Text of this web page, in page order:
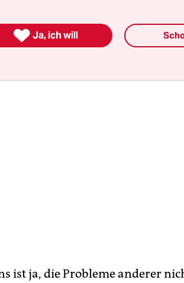
ist ja, die Probleme anderer
 Ja, ich will